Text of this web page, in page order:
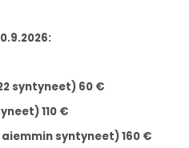
syntyneet) 60 €
110 €
syntyneet) 160 €